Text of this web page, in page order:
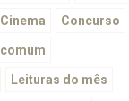
Cinema Concurso
Leituras do mês